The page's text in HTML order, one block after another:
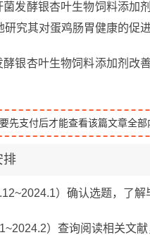
菌发酵银杏叶生物饲料添加
究其对蛋鸡肠胃健康的促进
银杏叶生物饲料添加剂改
先支付后才能查看该篇文章全部
排
）确认选题，了解
）查询阅读相关文献